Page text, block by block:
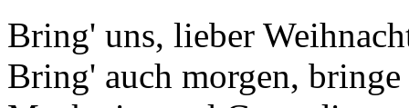
Bring' uns, lieber
Bring' auch morgen, bringe